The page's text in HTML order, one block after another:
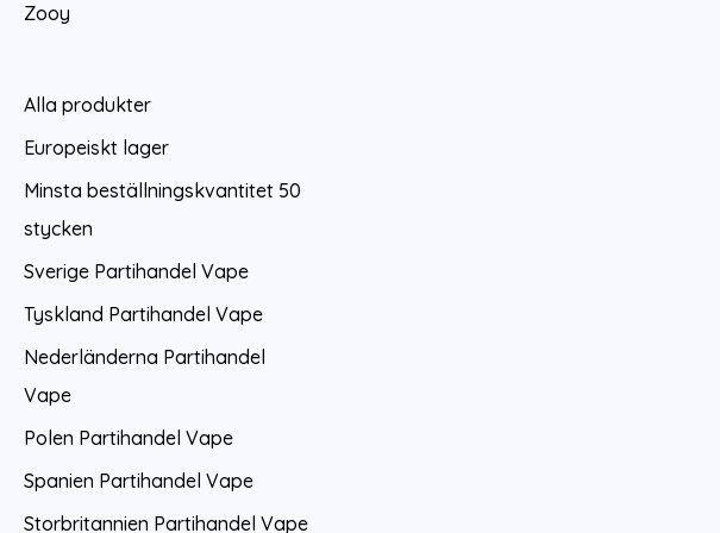
Zooy
Alla produkter
Europeiskt lager
Minsta beställningskvantitet 50
stycken
Sverige Partihandel Vape
Tyskland Partihandel Vape
Nederländerna Partihandel
Vape
Polen Partihandel Vape
Spanien Partihandel Vape
Storbritannien Partihandel Vape